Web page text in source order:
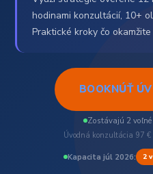
hodinami konzultácií, 10+
Praktické kroky čo
BOOKNÚŤ
Zostávajú 2
Úvodná konzultácia 97 €
Kapacita júl 2026: 2